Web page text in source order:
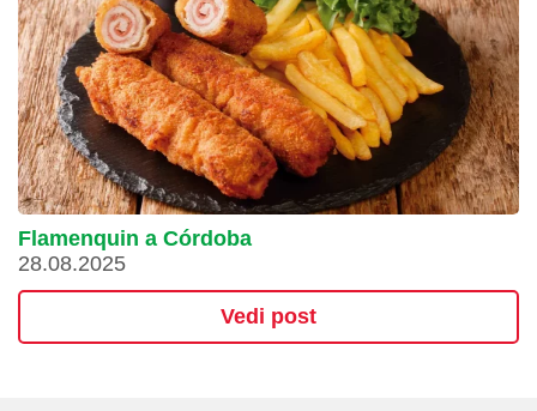
Flamenquin a Córdoba
28.08.2025
Vedi post